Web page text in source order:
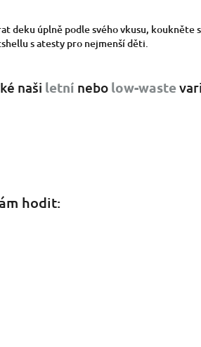
deku úplně podle svého vkusu, koukněte
s atesty pro nejmenší děti.
naši letní nebo low-waste
hodit: